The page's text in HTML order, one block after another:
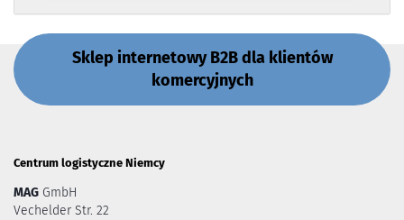
Sklep internetowy B2B dla klientów
komercyjnych
Centrum logistyczne Niemcy
MAG GmbH
Vechelder Str. 22